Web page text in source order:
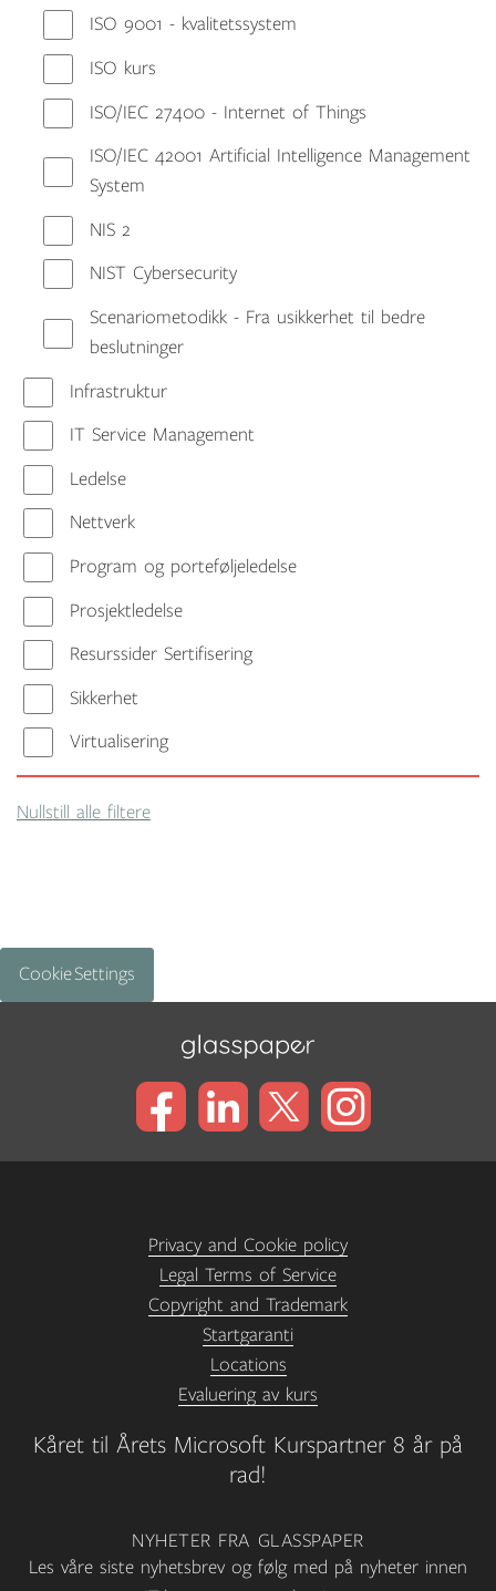
ISO 9001 - kvalitetssystem
ISO kurs
ISO/IEC 27400 - Internet of Things
ISO/IEC 42001 Artificial Intelligence Management
System
NIS 2
NIST Cybersecurity
Scenariometodikk - Fra usikkerhet til bedre
beslutninger
Infrastruktur
IT Service Management
Ledelse
Nettverk
Program og porteføljeledelse
Prosjektledelse
Resurssider Sertifisering
Sikkerhet
Virtualisering
Nullstill alle filtere
Cookie Settings
Kåret til Årets Microsoft Kurspartner 8 år på
rad!
Privacy and Cookie policy
Legal Terms of Service
Copyright and Trademark
Startgaranti
Locations
Evaluering av kurs
NYHETER FRA GLASSPAPER
Les våre siste nyhetsbrev og følg med på nyheter innen